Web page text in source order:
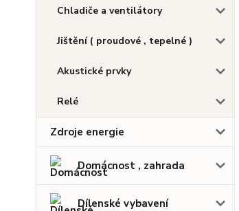
Chladiče a ventilátory
Jištění ( proudové , tepelné )
Akustické prvky
Relé
Zdroje energie
Domácnost , zahrada
Dílenské vybavení